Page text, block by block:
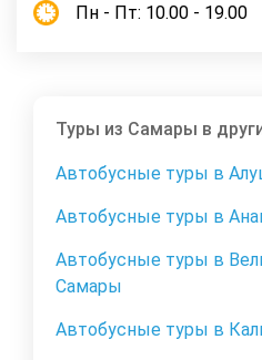
Пн - Пт: 10.00 - 19.00
Туры из Самары в
Автобусные туры в
Автобусные туры в
Автобусные туры в
Самары
Автобусные туры в